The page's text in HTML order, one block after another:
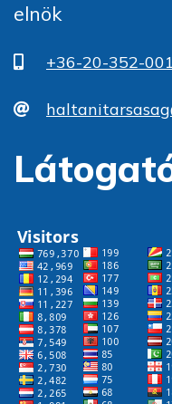
elnök
+36-20-352-